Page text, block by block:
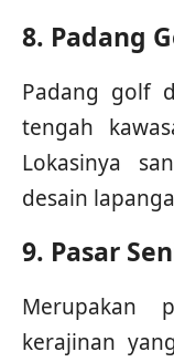
8. Padang
Padang golf
tengah
Lokasinya
desain
9. Pasar
Merupakan
kerajinan